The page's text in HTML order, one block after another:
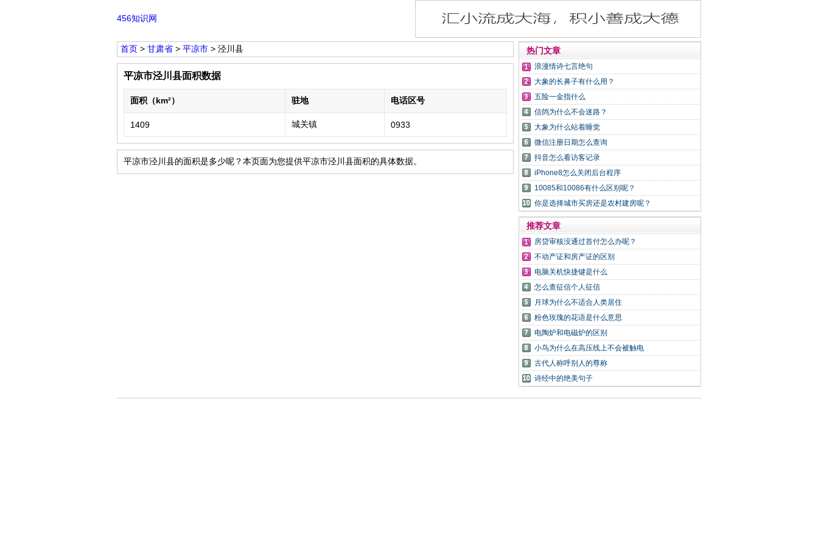
456知识网
首页 > 甘肃省 > 平凉市 > 泾川县
平凉市泾川县面积数据
面积（km²） 驻地 电话区号
1409 城关镇 0933
平凉市泾川县的面积是多少呢？本页面为您提供平凉市泾川县面积的具体数据。
热门文章
浪漫情诗七言绝句
大象的长鼻子有什么用？
五险一金指什么
信鸽为什么不会迷路？
大象为什么站着睡觉
微信注册日期怎么查询
抖音怎么看访客记录
iPhone8怎么关闭后台程序
10085和10086有什么区别呢？
你是选择城市买房还是农村建房呢？
推荐文章
房贷审核没通过首付怎么办呢？
不动产证和房产证的区别
电脑关机快捷键是什么
怎么查征信个人征信
月球为什么不适合人类居住
粉色玫瑰的花语是什么意思
电陶炉和电磁炉的区别
小鸟为什么在高压线上不会被触电
古代人称呼别人的尊称
诗经中的绝美句子